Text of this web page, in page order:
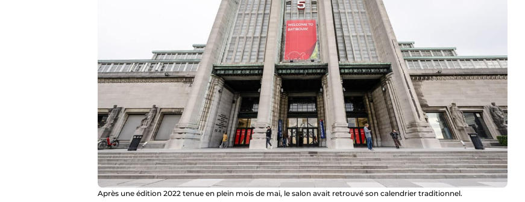
Après une édition 2022 tenue en plein mois de mai, le salon avait retrouvé son calendrier traditionnel.